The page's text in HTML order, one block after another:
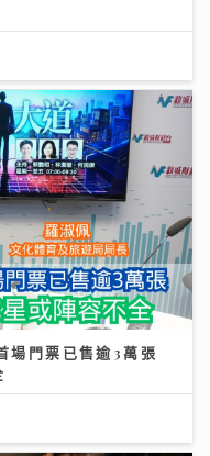
場門票已售逾3萬張